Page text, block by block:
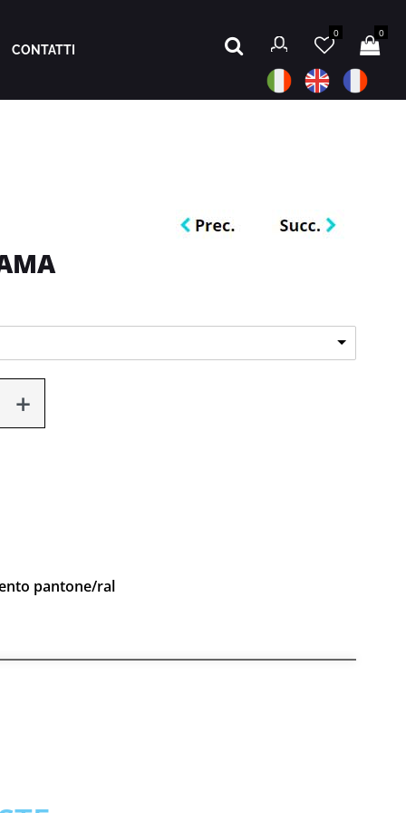
CONTATTI
0 0
pantone/ral